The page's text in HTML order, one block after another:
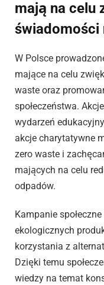
mają na celu
świadomości
W Polsce
mające na celu
waste oraz
społeczeństwa.
wydarzeń
akcje charytatywne
zero waste i
mających na celu
odpadów.
Kampanie
ekologicznych
korzystania z
Dzięki temu
wiedzy na temat